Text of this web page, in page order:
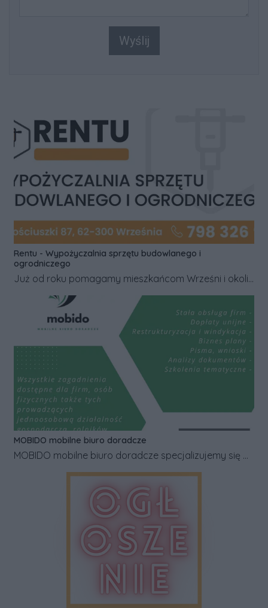
Wyślij
Rentu - Wypożyczalnia sprzętu budowlanego i
ogrodniczego
Już od roku pomagamy mieszkańcom Wrześni i okolic
w realizacji prac budowlanych, remontowych oraz
ogrodowych. Oferujemy wynajem profesjonalnego
sprzętu budowlanego i ogrodniczego - m.in.
zagęszczarek, młotów wyburzeniowych,
glebogryzarek, rusztowań, podpór stropowych, pił do
betonu i wielu innych. Zapraszamy do naszego punktu
przy ul. Kościuszki 87 we Wrześni, obok Cenosu. Rentu
- fachowy sprzęt, uczciwe ceny i profesjonalne
doradztwo.
MOBIDO mobilne biuro doradcze
MOBIDO mobilne biuro doradcze specjalizujemy się w
pozyskiwaniu dotacji i dofinansowań dla firm.
Kompleksowa pomoc w zdobywaniu środków z
funduszy unijnych oraz krajowych. Wspieramy także
przedsiębiorców w tworzeniu biznes planów,
skutecznej windykacji i restrukturyzacji, a osoby
indywidulane w przygotowywaniu pism, zażaleń,
wniosków. Szczegóły dostępne na stronie: